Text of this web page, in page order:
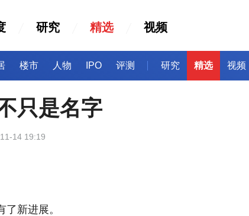
研究 精选 视频
楼市 人物 IPO 评测 研究 精选 视频
只是名字
14 19:19
新进展。